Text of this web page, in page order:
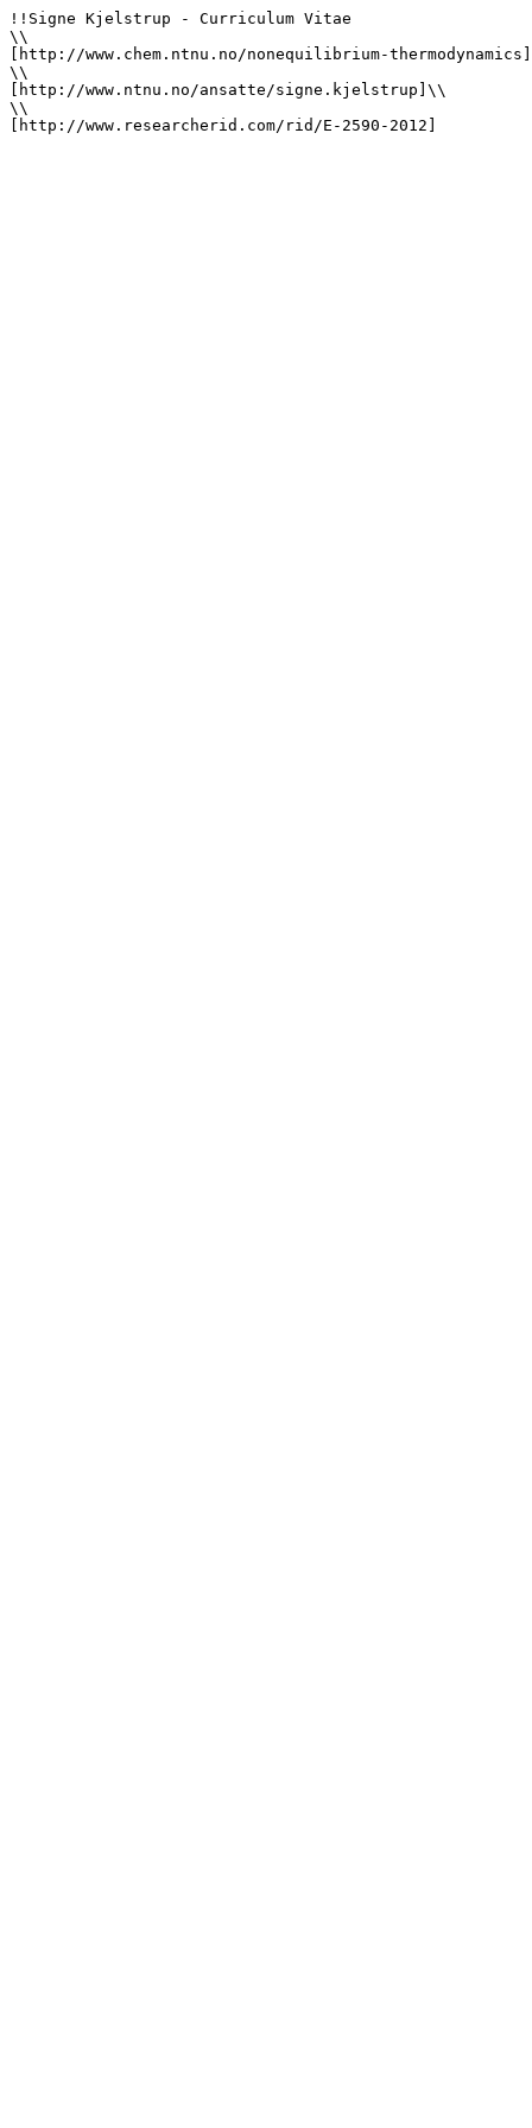
!!Signe Kjelstrup - Curriculum Vitae
\\
[http://www.chem.ntnu.no/nonequilibrium-
\\
[http://www.ntnu.no/ansatte/signe.kjelstrup]\\
\\
[http://www.researcherid.com/rid/E-2590-2012]